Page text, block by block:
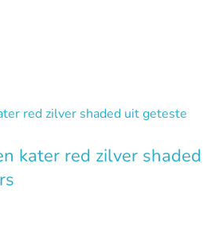
kater red zilver shaded